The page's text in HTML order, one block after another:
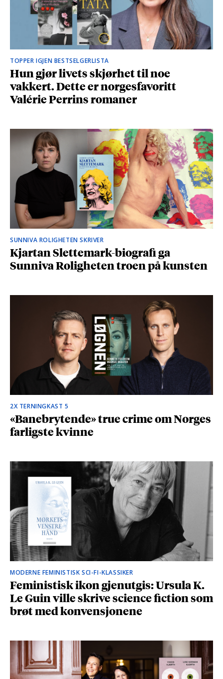
TOPPER IGJEN BESTSELGERLISTA
Hun gjør livets skjørhet til noe
vakkert. Dette er norgesfavoritt
Valérie Perrins romaner
SUNNIVA ROLIGHETEN SKRIVER
Kjartan Slettemark-biografi ga
Sunniva Roligheten troen på kunsten
2X TERNINGKAST 5
«Banebrytende» true crime om Norges
farligste kvinne
MODERNE FEMINISTISK SCI-FI-KLASSIKER
Feministisk ikon gjenutgis: Ursula K.
Le Guin ville skrive science fiction som
brøt med konvensjonene